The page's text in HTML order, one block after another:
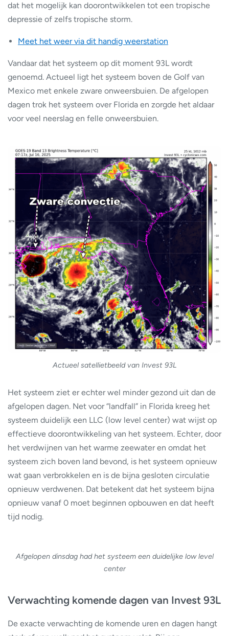
dat het mogelijk kan doorontwikkelen tot een tropische
depressie of zelfs tropische storm.
Meet het weer via dit handig weerstation
Vandaar dat het systeem op dit moment 93L wordt
genoemd. Actueel ligt het systeem boven de Golf van
Mexico met enkele zware onweersbuien. De afgelopen
dagen trok het systeem over Florida en zorgde het aldaar
voor veel neerslag en felle onweersbuien.
Actueel satellietbeeld van Invest 93L
Het systeem ziet er echter wel minder gezond uit dan de
afgelopen dagen. Net voor “landfall” in Florida kreeg het
systeem duidelijk een LLC (low level center) wat wijst op
effectieve doorontwikkeling van het systeem. Echter, door
het verdwijnen van het warme zeewater en omdat het
systeem zich boven land bevond, is het systeem opnieuw
wat gaan verbrokkelen en is de bijna gesloten circulatie
opnieuw verdwenen. Dat betekent dat het systeem bijna
opnieuw vanaf 0 moet beginnen opbouwen en dat heeft
tijd nodig.
Afgelopen dinsdag had het systeem een duidelijke low level
center
Verwachting komende dagen van Invest 93L
De exacte verwachting de komende uren en dagen hangt